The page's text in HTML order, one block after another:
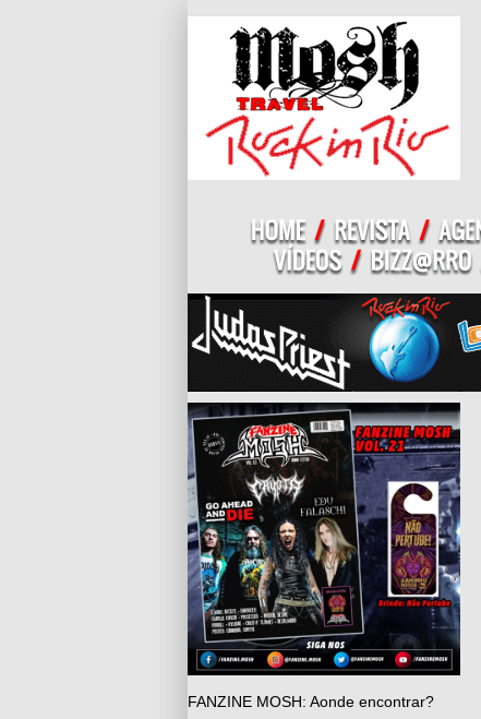
FANZINE MOSH: Aonde encontrar?